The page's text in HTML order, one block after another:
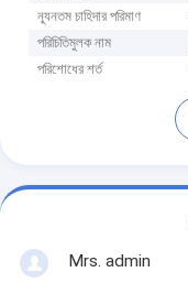
ন্যূনতম চাহিদার পরিমাণ
পরিচিতিমুলক নাম
পরিশোধের শর্ত
Mrs. admin